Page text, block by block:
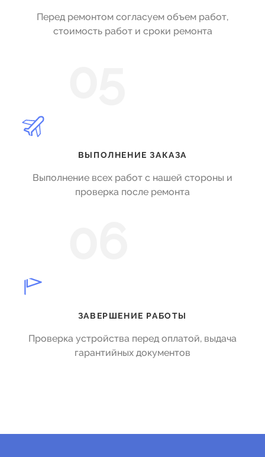
Перед ремонтом согласуем объем работ,
стоимость работ и сроки ремонта
ВЫПОЛНЕНИЕ ЗАКАЗА
Выполнение всех работ с нашей стороны и
проверка после ремонта
ЗАВЕРШЕНИЕ РАБОТЫ
Проверка устройства перед оплатой, выдача
гарантийных документов